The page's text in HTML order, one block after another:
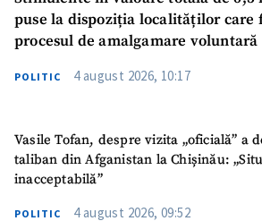
puse la dispoziția localităților care
procesul de amalgamare voluntară
POLITIC 4 august 2026, 10:17
Vasile Tofan, despre vizita „oficială” a
taliban din Afganistan la Chișinău:
inacceptabilă”
POLITIC 4 august 2026, 09:52